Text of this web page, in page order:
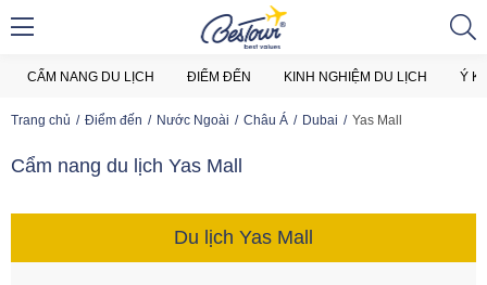
CẨM NANG DU LỊCH ĐIỂM ĐẾN KINH NGHIỆM DU LỊCH Ý
Trang chủ Điểm đến Nước Ngoài Châu Á Dubai Yas Mall
Cẩm nang du lịch Yas Mall
Du lịch Yas Mall